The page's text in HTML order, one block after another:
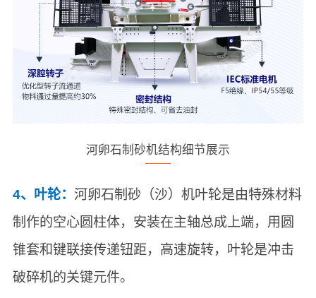
河卵石制砂机结构细节展示
4、叶轮： 河卵石制砂（沙）机叶轮是由特殊材料
制作的空心圆柱体，安装在主轴总成上端，用圆
锥套和键联接传递钮距，高速旋转，叶轮是冲击
破碎机的关键元件。